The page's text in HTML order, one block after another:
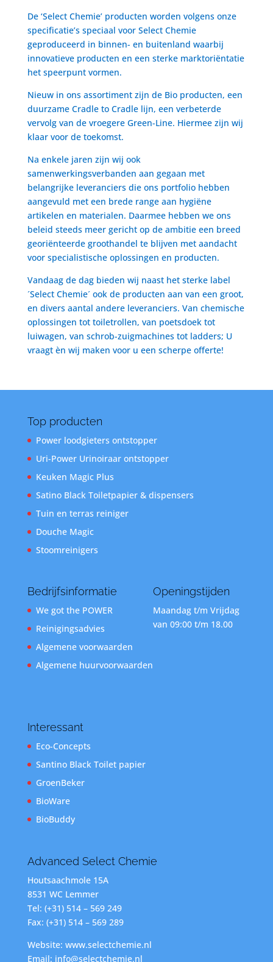
De ‘Select Chemie’ producten worden volgens onze
specificatie’s speciaal voor Select Chemie
geproduceerd in binnen- en buitenland waarbij
innovatieve producten en een sterke marktoriëntatie
het speerpunt vormen.
Nieuw in ons assortiment zijn de Bio producten, een
duurzame Cradle to Cradle lijn, een verbeterde
vervolg van de vroegere Green-Line. Hiermee zijn wij
klaar voor de toekomst.
Na enkele jaren zijn wij ook
samenwerkingsverbanden aan gegaan met
belangrijke leveranciers die ons portfolio hebben
aangevuld met een brede range aan hygiëne
artikelen en materialen. Daarmee hebben we ons
beleid steeds meer gericht op de ambitie een breed
georiënteerde groothandel te blijven met aandacht
voor specialistische oplossingen en producten.
Vandaag de dag bieden wij naast het sterke label
´Select Chemie´ ook de producten aan van een groot,
en divers aantal andere leveranciers. Van chemische
oplossingen tot toiletrollen, van poetsdoek tot
luiwagen, van schrob-zuigmachines tot ladders; U
vraagt èn wij maken voor u een scherpe offerte!
Top producten
Power loodgieters ontstopper
Uri-Power Urinoiraar ontstopper
Keuken Magic Plus
Satino Black Toiletpapier & dispensers
Tuin en terras reiniger
Douche Magic
Stoomreinigers
Bedrijfsinformatie
We got the POWER
Reinigingsadvies
Algemene voorwaarden
Algemene huurvoorwaarden
Openingstijden
Maandag t/m Vrijdag
van 09:00 t/m 18.00
Interessant
Eco-Concepts
Santino Black Toilet papier
GroenBeker
BioWare
BioBuddy
Advanced Select Chemie
Houtsaachmole 15A
8531 WC Lemmer
Tel: (+31) 514 – 569 249
Fax: (+31) 514 – 569 289
Website: www.selectchemie.nl
Email: info@selectchemie.nl